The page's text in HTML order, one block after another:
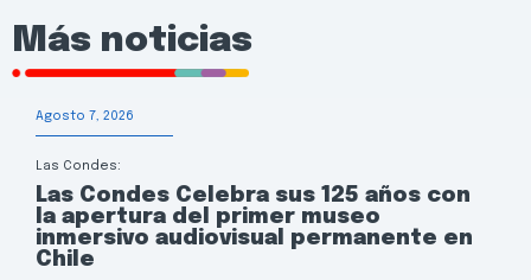
Más noticias
Agosto 7, 2026
Las Condes:
Las Condes Celebra sus 125 años con
la apertura del primer museo
inmersivo audiovisual permanente en
Chile